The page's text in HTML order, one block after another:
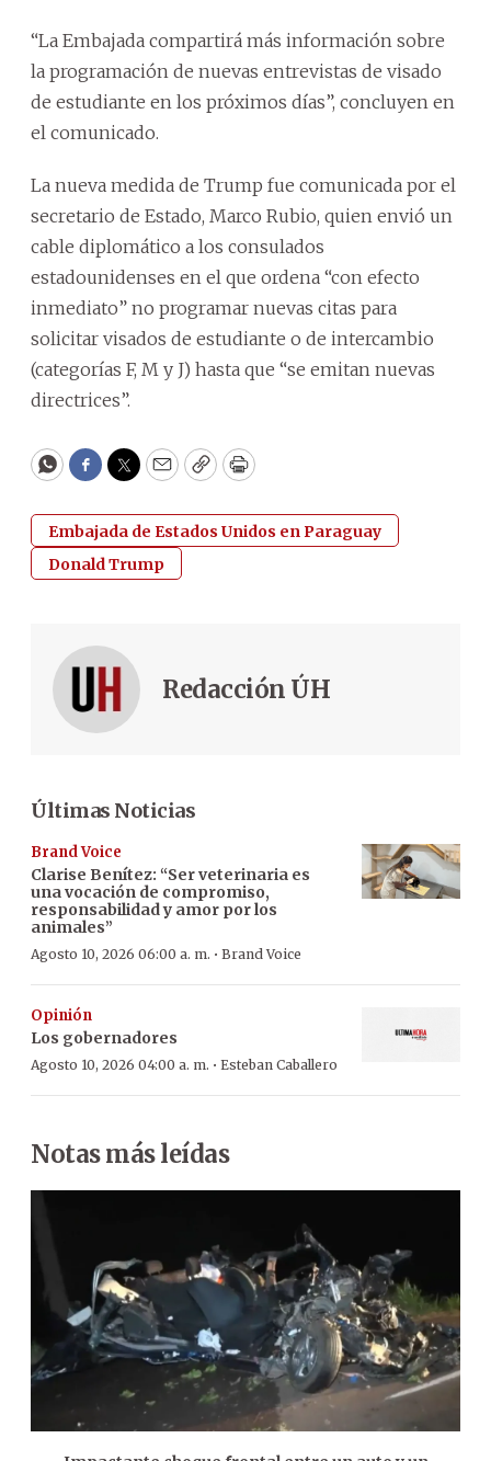
“La Embajada compartirá más información sobre
la programación de nuevas entrevistas de visado
de estudiante en los próximos días”, concluyen en
el comunicado.
La nueva medida de Trump fue comunicada por el
secretario de Estado, Marco Rubio, quien envió un
cable diplomático a los consulados
estadounidenses en el que ordena “con efecto
inmediato” no programar nuevas citas para
solicitar visados de estudiante o de intercambio
(categorías F, M y J) hasta que “se emitan nuevas
directrices”.
WhatsApp
Facebook
Twitter
EmailCopyPrint
Embajada de Estados Unidos en Paraguay
Donald Trump
Redacción ÚH
Últimas Noticias
Brand Voice
Clarise Benítez: “Ser veterinaria es
una vocación de compromiso,
responsabilidad y amor por los
animales”
Agosto 10, 2026 06:00 a. m. · Brand Voice
Opinión
Los gobernadores
Agosto 10, 2026 04:00 a. m. · Esteban Caballero
Notas más leídas